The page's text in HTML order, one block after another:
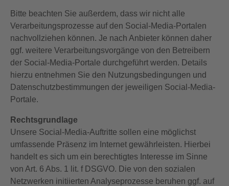
Bitte beachten Sie außerdem, dass wir nicht alle
Verarbeitungsprozesse auf den Social-Media-Portalen
nachvollziehen können. Je nach Anbieter können daher
ggf. weitere Verarbeitungsvorgänge von den Betreibern
der Social-Media-Portale durchgeführt werden. Details
hierzu entnehmen Sie den Nutzungsbedingungen und
Datenschutzbestimmungen der jeweiligen Social-Media-
Portale.
Rechtsgrundlage
Unsere Social-Media-Auftritte sollen eine möglichst
umfassende Präsenz im Internet gewährleisten. Hierbei
handelt es sich um ein berechtigtes Interesse im Sinne
von Art. 6 Abs. 1 lit. f DSGVO. Die von den sozialen
Netzwerken initiierten Analyseprozesse beruhen ggf. auf